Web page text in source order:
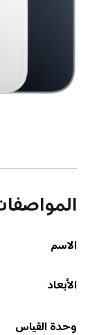
الاسم
الأبعاد
وحدة القياس